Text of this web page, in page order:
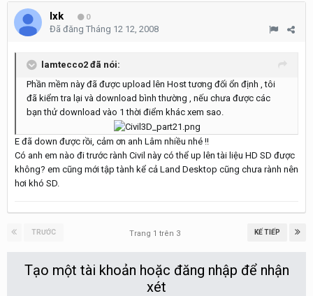
lxk 0
Đã đăng Tháng 12 12, 2008
lamtecco2 đã nói:
Phần mềm này đã được upload lên Host tương đối ổn định , tôi
đã kiểm tra lại và download bình thường , nếu chưa được các
bạn thử download vào 1 thời điểm khác xem sao.
E đã down được rồi, cảm ơn anh Lâm nhiều nhé !!
Có anh em nào đi trước rành Civil này có thể up lên tài liệu HD SD được
không? em cũng mới tập tành kể cả Land Desktop cũng chưa rành nên
hơi khó SD.
TRƯỚC KẾ TIẾP
Trang 1 trên 3
Tạo một tài khoản hoặc đăng nhập để nhận
xét